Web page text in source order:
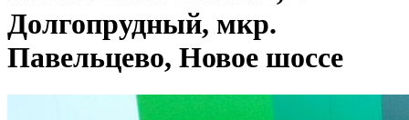
Долгопрудный, мкр.
Павельцево, Новое шоссе